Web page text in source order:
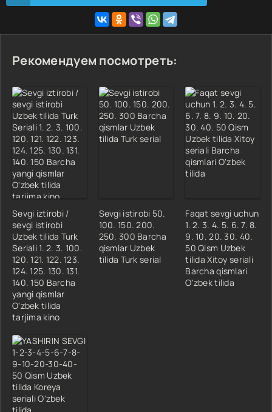
Рекомендуем посмотреть:
Sevgi iztirobi /
sevgi istirobi
Uzbek tilida Turk
Seriali 1. 2. 3. 100.
120. 121. 122. 123.
124. 125. 130. 131.
140. 150 Barcha
yangi qismlar
O'zbek tilida
tarjima kino
Sevgi istirobi 50.
100. 150. 200.
250. 300 Barcha
qismlar Uzbek
tilida Turk serial
Faqat sevgi uchun
1. 2. 3. 4. 5. 6. 7. 8.
9. 10. 20. 30. 40.
50 Qism Uzbek
tilida Xitoy seriali
Barcha qismlari
O'zbek tilida